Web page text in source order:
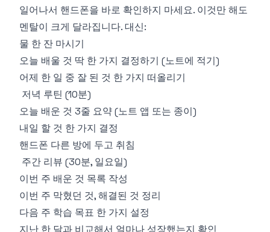
일어나서 핸드폰을 바로 확인하지 마세요. 이것만 해도
멘탈이 크게 달라집니다. 대신:
물 한 잔 마시기
오늘 배울 것 딱 한 가지 결정하기 (노트에 적기)
어제 한 일 중 잘 된 것 한 가지 떠올리기
저녁 루틴 (10분)
오늘 배운 것 3줄 요약 (노트 앱 또는 종이)
내일 할 것 한 가지 결정
핸드폰 다른 방에 두고 취침
주간 리뷰 (30분, 일요일)
이번 주 배운 것 목록 작성
이번 주 막혔던 것, 해결된 것 정리
다음 주 학습 목표 한 가지 설정
지난 한 달과 비교해서 얼마나 성장했는지 확인